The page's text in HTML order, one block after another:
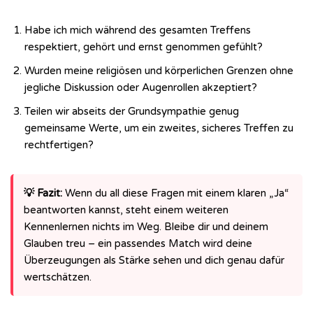
Habe ich mich während des gesamten Treffens
respektiert, gehört und ernst genommen gefühlt?
Wurden meine religiösen und körperlichen Grenzen ohne
jegliche Diskussion oder Augenrollen akzeptiert?
Teilen wir abseits der Grundsympathie genug
gemeinsame Werte, um ein zweites, sicheres Treffen zu
rechtfertigen?
💡 Fazit: Wenn du all diese Fragen mit einem klaren „Ja“
beantworten kannst, steht einem weiteren
Kennenlernen nichts im Weg. Bleibe dir und deinem
Glauben treu – ein passendes Match wird deine
Überzeugungen als Stärke sehen und dich genau dafür
wertschätzen.